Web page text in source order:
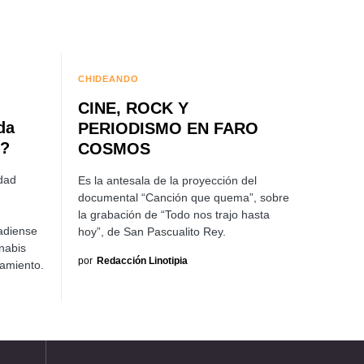
CHIDEANDO
CINE, ROCK Y
PERIODISMO EN FARO
COSMOS
Es la antesala de la proyección del
documental “Canción que quema”, sobre
la grabación de “Todo nos trajo hasta
hoy”, de San Pascualito Rey.
por Redacción Linotipia